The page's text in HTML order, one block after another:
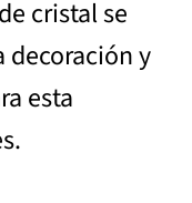
cristal se
decoración y
esta